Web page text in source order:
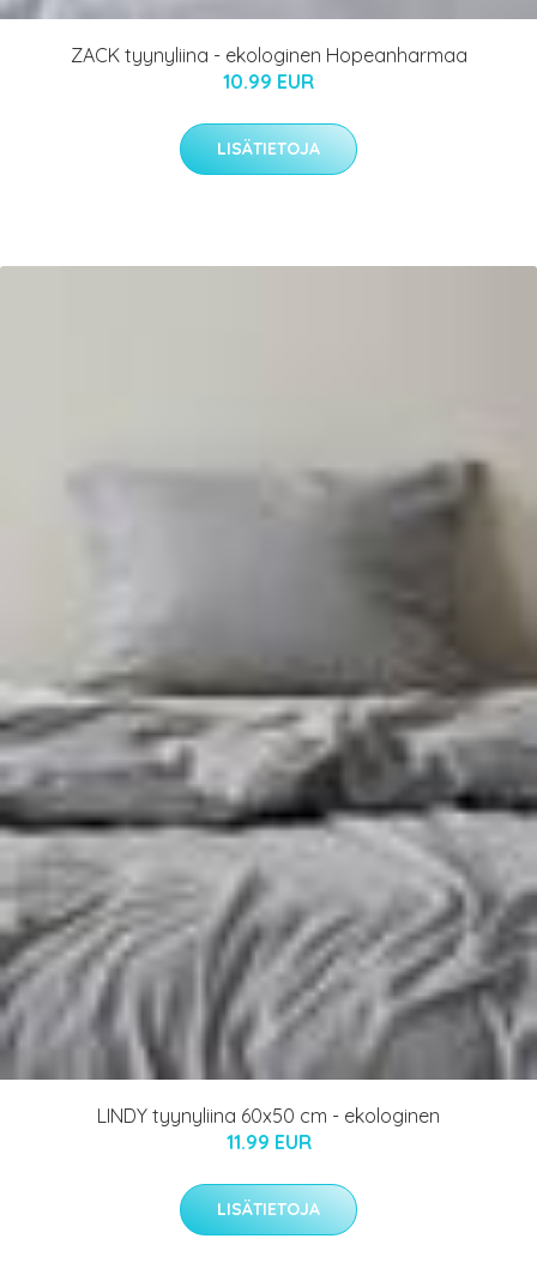
ZACK tyynyliina - ekologinen Hopeanharmaa
10.99 EUR
LISÄTIETOJA
LINDY tyynyliina 60x50 cm - ekologinen
11.99 EUR
LISÄTIETOJA